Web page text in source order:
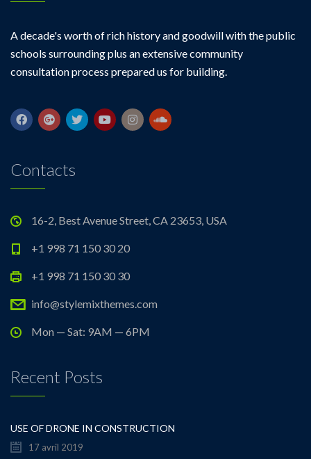
A decade's worth of rich history and goodwill with the public
schools surrounding plus an extensive community
consultation process prepared us for building.
Contacts
16-2, Best Avenue Street, CA 23653, USA
+1 998 71 150 30 20
+1 998 71 150 30 30
info@stylemixthemes.com
Mon — Sat: 9AM — 6PM
Recent Posts
USE OF DRONE IN CONSTRUCTION
17 avril 2019